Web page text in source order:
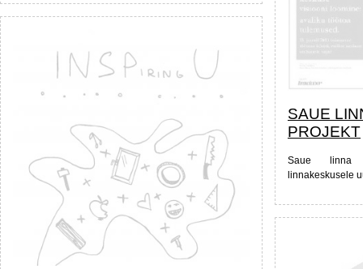
SAUE
PROJEKT
Saue linna
linnakeskusele